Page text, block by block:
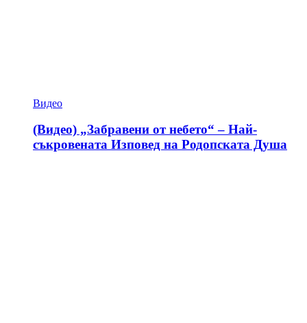
Видео
(Видео) „Забравени от небето“ – Най-
съкровената Изповед на Родопската Душа